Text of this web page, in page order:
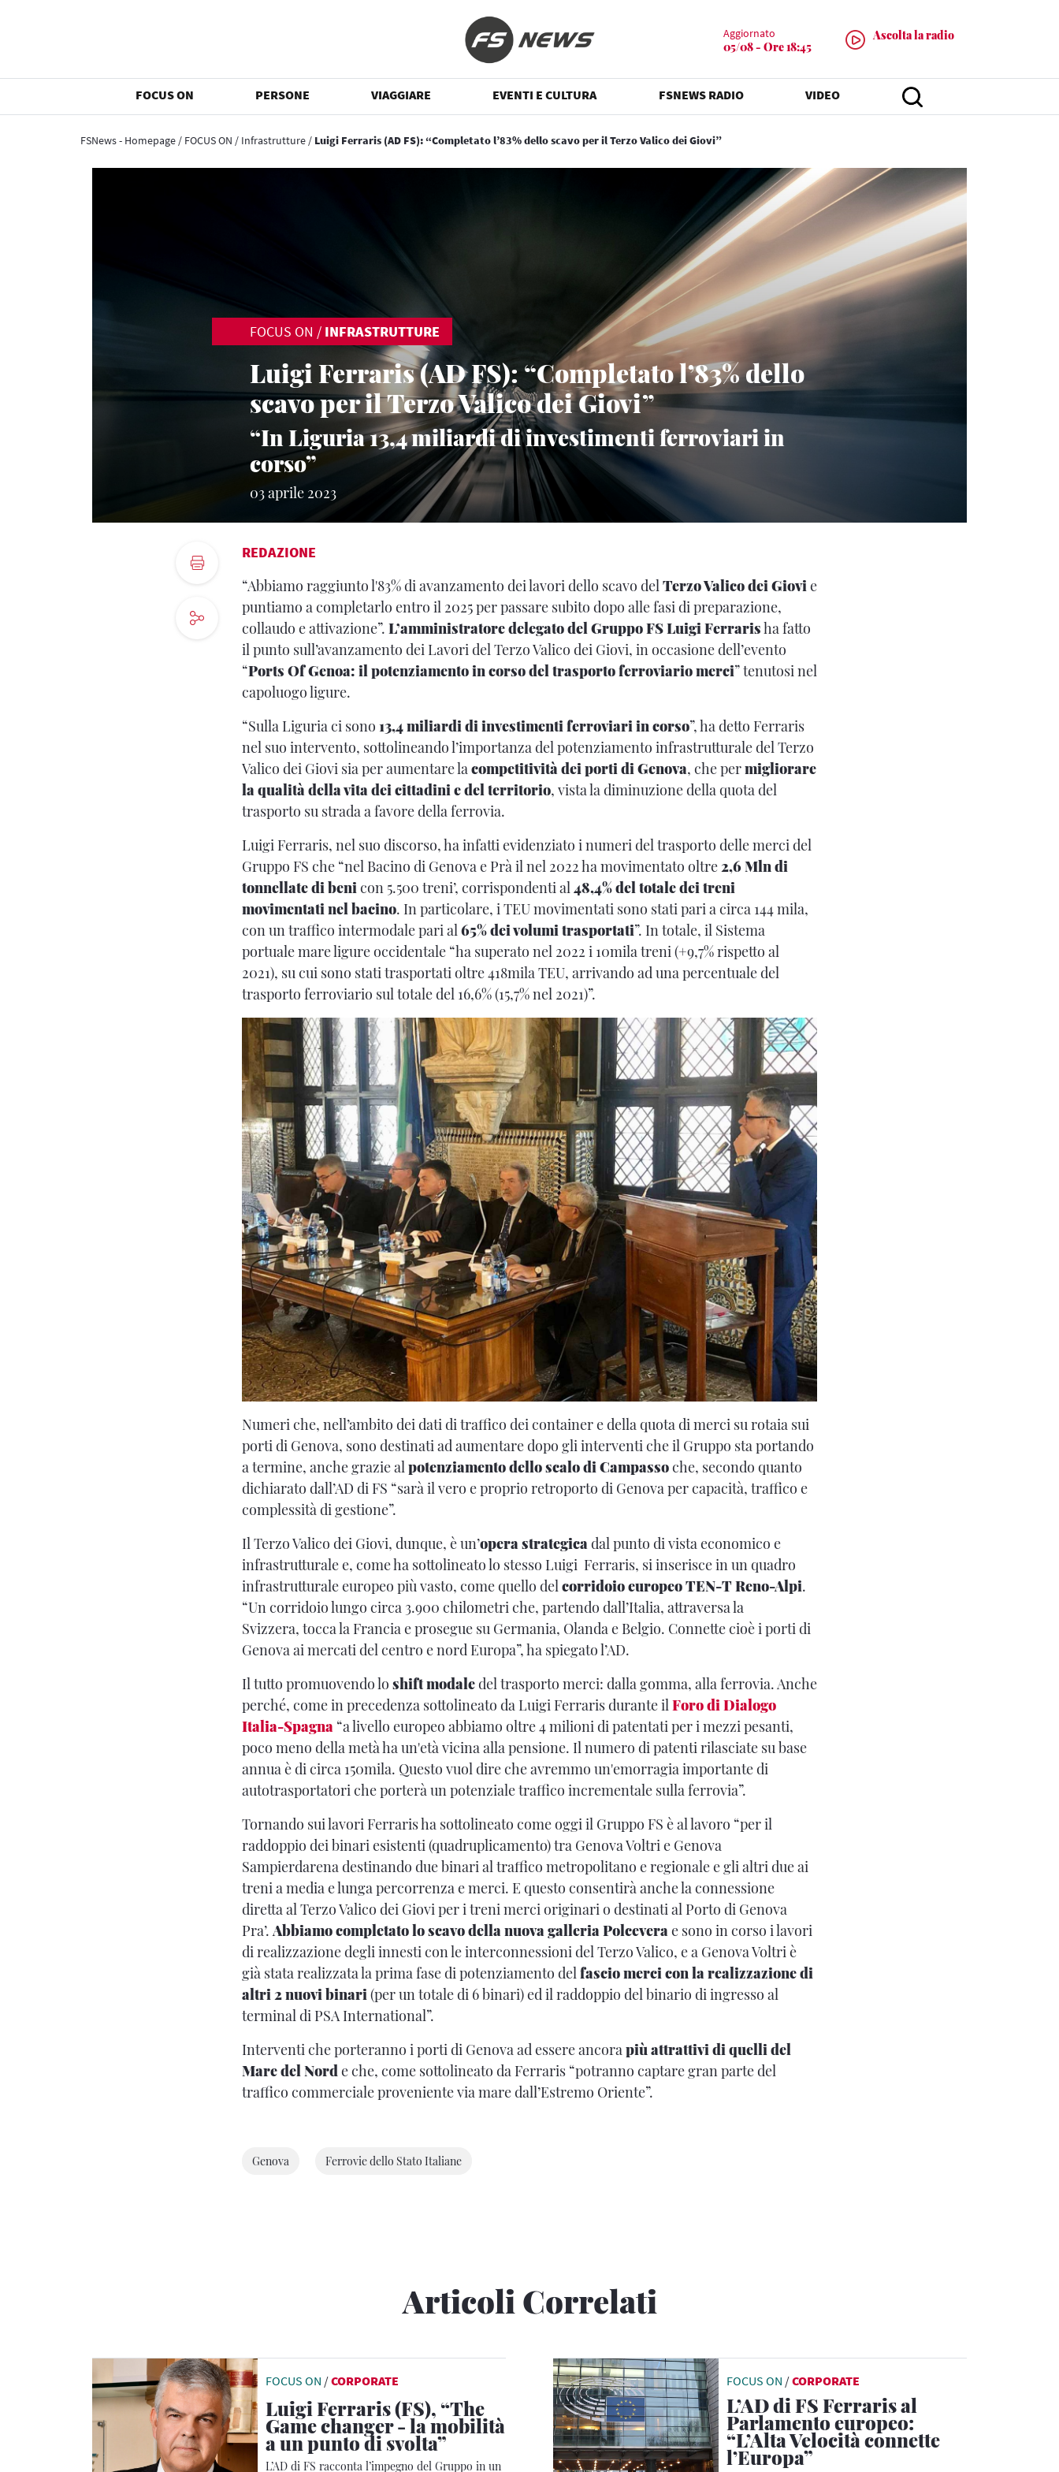
Aggiornato
05/08 - Ore 18:45
Ascolta la radio
FOCUS ON PERSONE VIAGGIARE EVENTI E CULTURA FSNEWS RADIO VIDEO
FSNews - Homepage / FOCUS ON / Infrastrutture / Luigi Ferraris (AD FS): “Completato l’83% dello scavo per il Terzo Valico dei Giovi”
FOCUS ON / INFRASTRUTTURE
Luigi Ferraris (AD FS): “Completato l’83% dello
scavo per il Terzo Valico dei Giovi”
“In Liguria 13,4 miliardi di investimenti ferroviari in
corso”
03 aprile 2023
REDAZIONE
“Abbiamo raggiunto l'83% di avanzamento dei lavori dello scavo delTerzo Valico dei Giovie
puntiamo a completarlo entro il 2025 per passare subito dopo alle fasi di preparazione,
collaudo e attivazione”. L’amministratore delegato del Gruppo FS Luigi Ferrarisha fatto
il punto sull’avanzamento dei Lavori del Terzo Valico dei Giovi, in occasione dell’evento
“Ports Of Genoa: il potenziamento in corso del trasporto ferroviario merci” tenutosi nel
capoluogo ligure.
“Sulla Liguria ci sono 13,4 miliardi di investimenti ferroviari in corso”, ha detto Ferraris
nel suo intervento, sottolineando l’importanza del potenziamento infrastrutturale del Terzo
Valico dei Giovi sia per aumentare lacompetitività dei porti di Genova, che permigliorare
la qualità della vita dei cittadini e del territorio, vista la diminuzione della quota del
trasporto su strada a favore della ferrovia.
Luigi Ferraris, nel suo discorso, ha infatti evidenziato i numeri del trasporto delle merci del
Gruppo FS che “nel Bacino di Genova e Prà il nel 2022 ha movimentato oltre2,6 Mln di
tonnellate di benicon 5.500 treni’, corrispondenti al48,4% del totale dei treni
movimentati nel bacino. In particolare, i TEU movimentati sono stati pari a circa 144 mila,
con un traffico intermodale pari al65% dei volumi trasportati”. In totale, il Sistema
portuale mare ligure occidentale “ha superato nel 2022 i 10mila treni (+9,7% rispetto al
2021), su cui sono stati trasportati oltre 418mila TEU, arrivando ad una percentuale del
trasporto ferroviario sul totale del 16,6% (15,7% nel 2021)”.
Numeri che, nell’ambito dei dati di traffico dei container e della quota di merci su rotaia sui
porti di Genova, sono destinati ad aumentare dopo gli interventi che il Gruppo sta portando
a termine, anche grazie al potenziamento dello scalo di Campassoche, secondo quanto
dichiarato dall’AD di FS “sarà il vero e proprio retroporto di Genova per capacità, traffico e
complessità di gestione”.
Il Terzo Valico dei Giovi, dunque, è un’opera strategica dal punto di vista economico e
infrastrutturale e, come ha sottolineato lo stesso Luigi Ferraris, si inserisce in un quadro
infrastrutturale europeo più vasto, come quello del corridoio europeo TEN-T Reno-Alpi.
“Un corridoio lungo circa 3.900 chilometri che, partendo dall’Italia, attraversa la
Svizzera, tocca la Francia e prosegue su Germania, Olanda e Belgio. Connette cioè i porti di
Genova ai mercati del centro e nord Europa”, ha spiegato l’AD.
Il tutto promuovendo lo shift modaledel trasporto merci: dalla gomma, alla ferrovia. Anche
perché, come in precedenza sottolineato da Luigi Ferraris durante il Foro di Dialogo
Italia-Spagna “a livello europeo abbiamo oltre 4 milioni di patentati per i mezzi pesanti,
poco meno della metà ha un'età vicina alla pensione. Il numero di patenti rilasciate su base
annua è di circa 150mila. Questo vuol dire che avremmo un'emorragia importante di
autotrasportatori che porterà un potenziale traffico incrementale sulla ferrovia”.
Tornando sui lavori Ferraris ha sottolineato come oggi il Gruppo FS è al lavoro “per il
raddoppio dei binari esistenti (quadruplicamento) tra Genova Voltri e Genova
Sampierdarena destinando due binari al traffico metropolitano e regionale e gli altri due ai
treni a media e lunga percorrenza e merci. E questo consentirà anche la connessione
diretta al Terzo Valico dei Giovi per i treni merci originari o destinati al Porto di Genova
Pra’. Abbiamo completato lo scavo della nuova galleria Polcevera e sono in corso i lavori
di realizzazione degli innesti con le interconnessioni del Terzo Valico, e a Genova Voltri è
già stata realizzata la prima fase di potenziamento del fascio merci con la realizzazione di
altri 2 nuovi binari (per un totale di 6 binari) ed il raddoppio del binario di ingresso al
terminal di PSA International”.
Interventi che porteranno i porti di Genova ad essere ancora più attrattivi di quelli del
Mare del Nord e che, come sottolineato da Ferraris “potranno captare gran parte del
traffico commerciale proveniente via mare dall’Estremo Oriente”.
Genova Ferrovie dello Stato Italiane
Articoli Correlati
FOCUS ON /CORPORATE
Luigi Ferraris (FS), “The
Game changer - la mobilità
a un punto di svolta”
L’AD di FS racconta l’impegno del Gruppo in un
FOCUS ON /CORPORATE
L’AD di FS Ferraris al
Parlamento europeo:
“L’Alta Velocità connette
l’Europa”